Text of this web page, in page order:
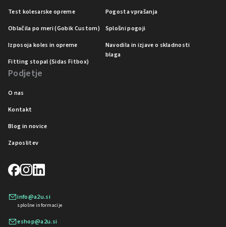
Test kolesarske opreme
Oblačila po meri (Gobik Custom)
Izposoja koles in opreme
Fitting stopal (Sidas Fitbox)
Pogosta vprašanja
Splošni pogoji
Navodila in izjave o skladnosti
blaga
Podjetje
O nas
Kontakt
Blog in novice
Zaposlitev
info@a2u.si
splošne informacije
eshop@a2u.si